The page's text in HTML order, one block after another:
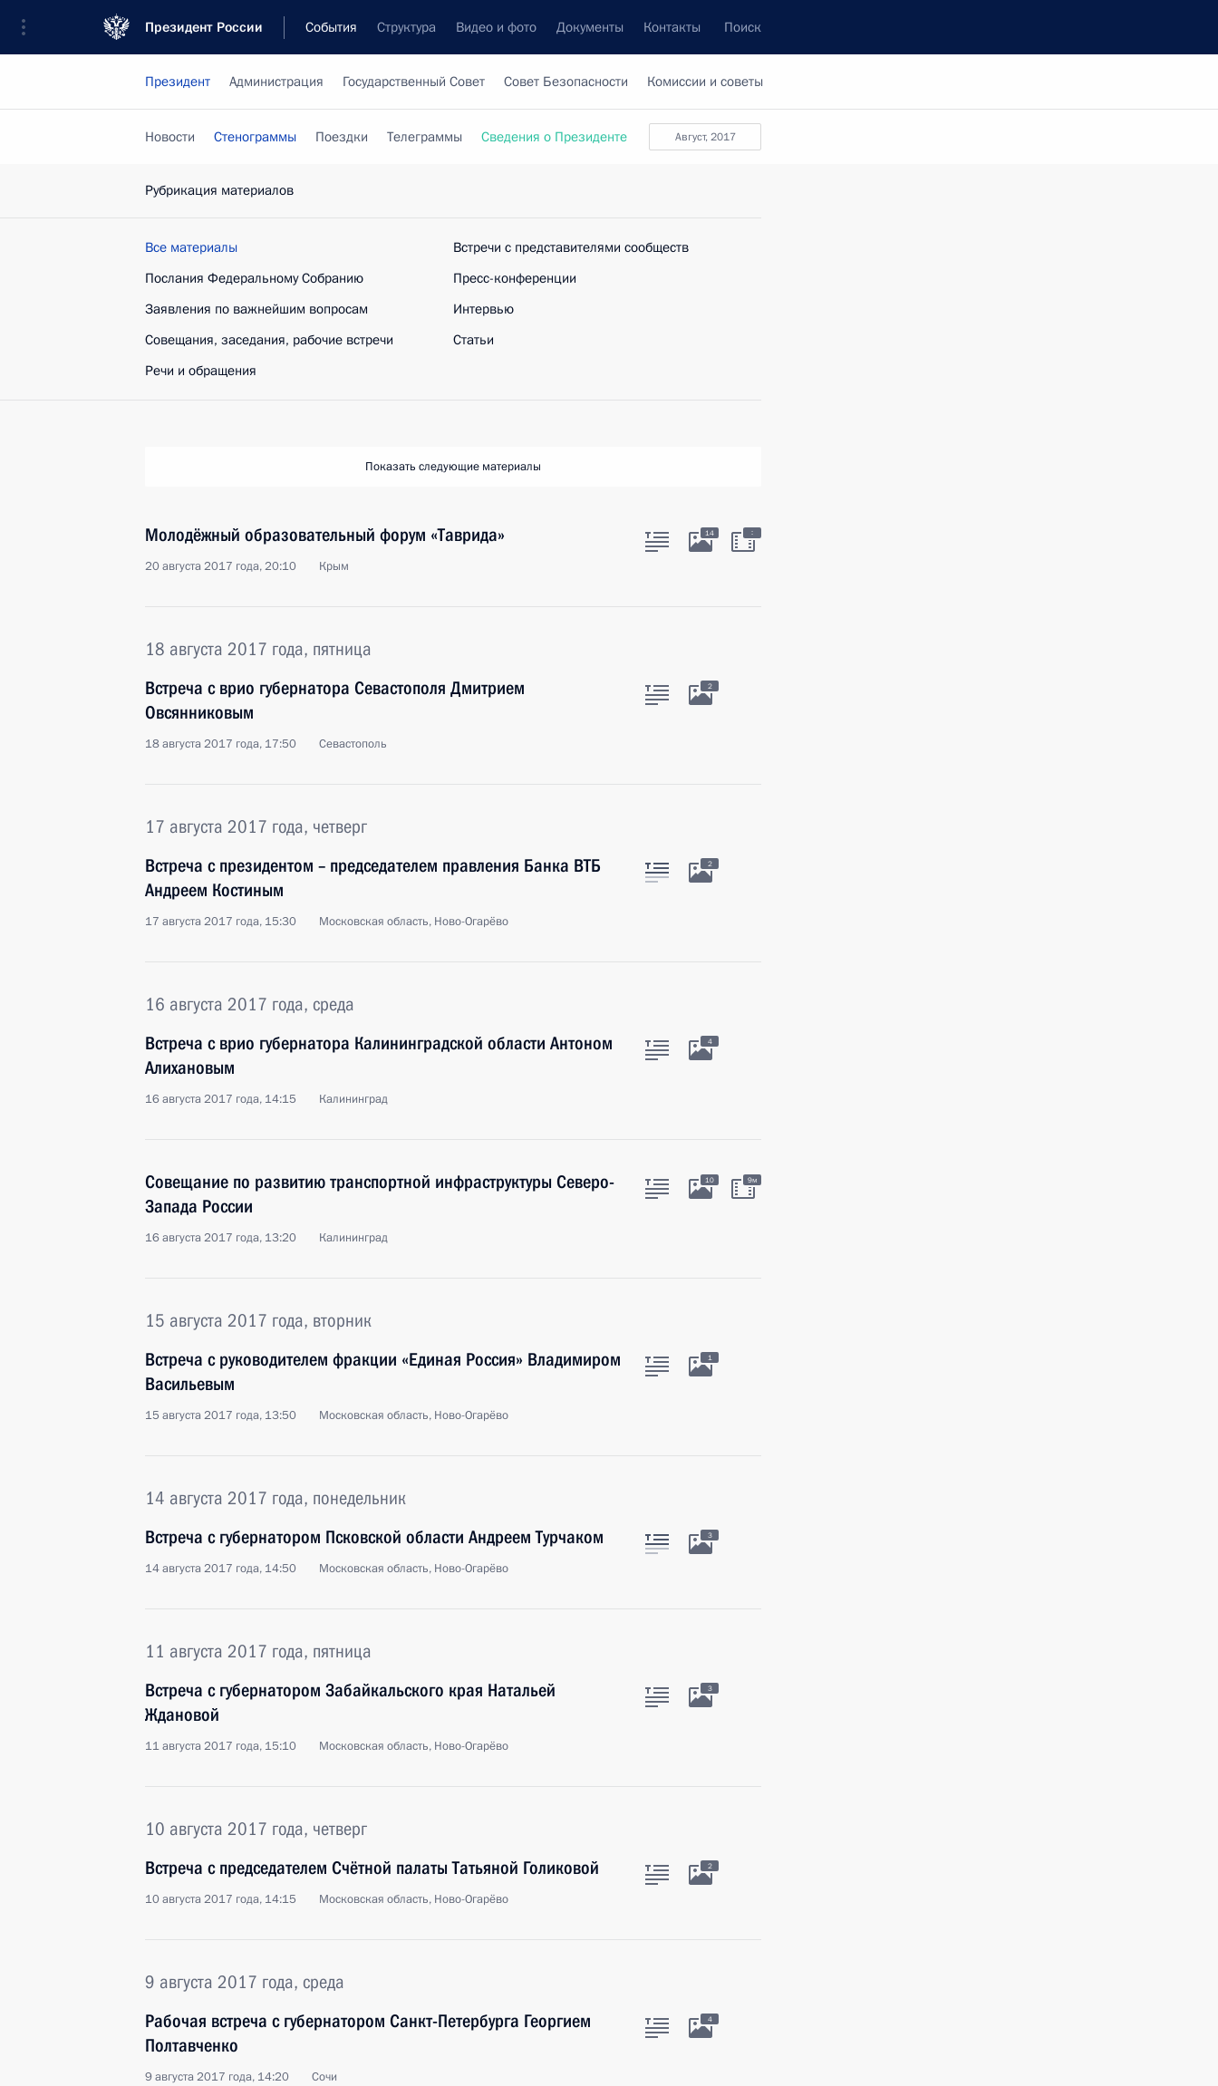
Президент России События Структура Видео и фото Документы Контакты Поиск
Президент Администрация Государственный Совет Совет Безопасности Комиссии и советы
август, 2017
Новости Стенограммы Поездки Телеграммы Сведения о Президенте
Рубрикация материалов
Все материалы
Послания Федеральному Собранию
Заявления по важнейшим вопросам
Совещания, заседания, рабочие встречи
Речи и обращения
Встречи с представителями сообществ
Пресс-конференции
Интервью
Статьи
Показать следующие материалы
Молодёжный образовательный форум «Таврида»
20 августа 2017 года, 20:10 Крым
14 :
18 августа 2017 года, пятница
Встреча с врио губернатора Севастополя Дмитрием
Овсянниковым
18 августа 2017 года, 17:50 Севастополь
2
17 августа 2017 года, четверг
Встреча с президентом – председателем правления Банка ВТБ
Андреем Костиным
17 августа 2017 года, 15:30 Московская область, Ново-Огарёво
2
16 августа 2017 года, среда
Встреча с врио губернатора Калининградской области Антоном
Алихановым
16 августа 2017 года, 14:15 Калининград
4
Совещание по развитию транспортной инфраструктуры Северо-
Запада России
16 августа 2017 года, 13:20 Калининград
10 9м
15 августа 2017 года, вторник
Встреча с руководителем фракции «Единая Россия» Владимиром
Васильевым
15 августа 2017 года, 13:50 Московская область, Ново-Огарёво
1
14 августа 2017 года, понедельник
Встреча с губернатором Псковской области Андреем Турчаком
14 августа 2017 года, 14:50 Московская область, Ново-Огарёво
3
11 августа 2017 года, пятница
Встреча с губернатором Забайкальского края Натальей
Ждановой
11 августа 2017 года, 15:10 Московская область, Ново-Огарёво
3
10 августа 2017 года, четверг
Встреча с председателем Счётной палаты Татьяной Голиковой
10 августа 2017 года, 14:15 Московская область, Ново-Огарёво
2
9 августа 2017 года, среда
Рабочая встреча с губернатором Санкт-Петербурга Георгием
Полтавченко
9 августа 2017 года, 14:20 Сочи
4